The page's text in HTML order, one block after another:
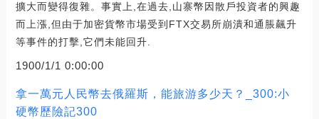
擴大而變得復雜。事實上,在過去,山寨幣因散戶投資者的興趣
而上漲,但由于加密貨幣市場受到FTX交易所崩潰和通脹飆升
等事件的打擊,它們未能回升.
1900/1/1 0:00:00
拿一萬元人民幣去俄羅斯，能旅游多少天？_300:小
硬幣歷險記300